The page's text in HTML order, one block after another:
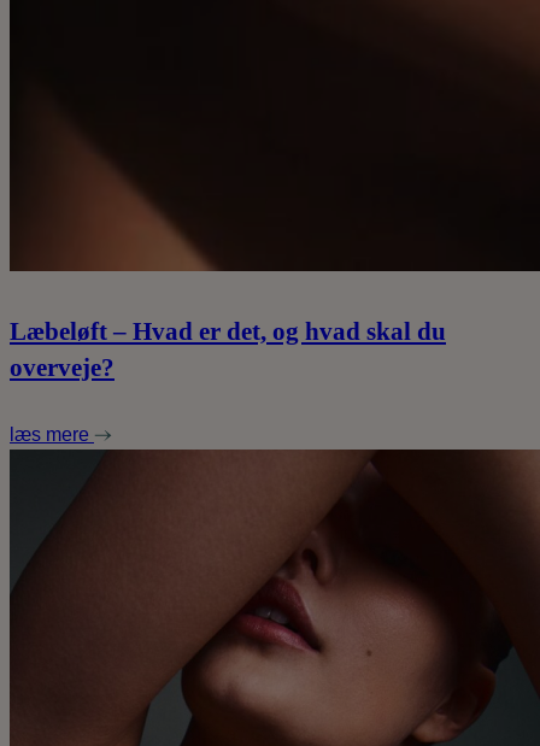
Læbeløft – Hvad er det, og hvad skal du
overveje?
læs mere